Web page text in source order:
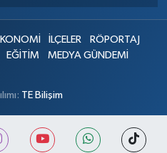
İLÇELER
RÖPORTAJ
EĞİTİM MEDYA GÜNDEMİ
TE Bilişim